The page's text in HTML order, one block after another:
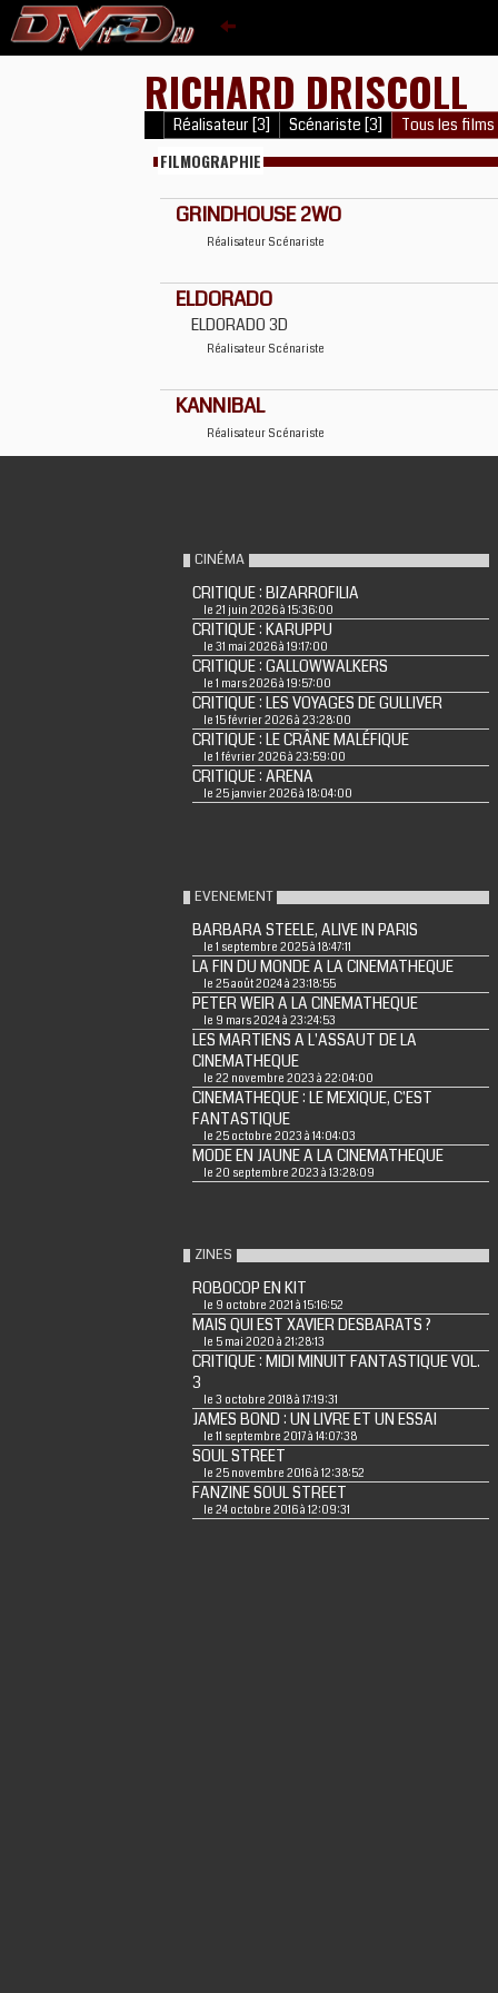
RICHARD DRISCOLL
Réalisateur [3] Scénariste [3] Tous les
FILMOGRAPHIE
GRINDHOUSE 2WO
Réalisateur Scénariste
ELDORADO
ELDORADO 3D
Réalisateur Scénariste
KANNIBAL
Réalisateur Scénariste
CINÉMA
CRITIQUE : BIZARROFILIA
le 21 juin 2026 à 15:36:00
CRITIQUE : KARUPPU
le 31 mai 2026 à 19:17:00
CRITIQUE : GALLOWWALKERS
le 1 mars 2026 à 19:57:00
CRITIQUE : LES VOYAGES DE GULLIVER
le 15 février 2026 à 23:28:00
CRITIQUE : LE CRÂNE MALÉFIQUE
le 1 février 2026 à 23:59:00
CRITIQUE : ARENA
le 25 janvier 2026 à 18:04:00
EVENEMENT
BARBARA STEELE, ALIVE IN PARIS
le 1 septembre 2025 à 18:47:11
LA FIN DU MONDE A LA CINEMATHEQUE
le 25 août 2024 à 23:18:55
PETER WEIR A LA CINEMATHEQUE
le 9 mars 2024 à 23:24:53
LES MARTIENS A L'ASSAUT DE LA
CINEMATHEQUE
le 22 novembre 2023 à 22:04:00
CINEMATHEQUE : LE MEXIQUE, C'EST
FANTASTIQUE
le 25 octobre 2023 à 14:04:03
MODE EN JAUNE A LA CINEMATHEQUE
le 20 septembre 2023 à 13:28:09
ZINES
ROBOCOP EN KIT
le 9 octobre 2021 à 15:16:52
MAIS QUI EST XAVIER DESBARATS ?
le 5 mai 2020 à 21:28:13
CRITIQUE : MIDI MINUIT FANTASTIQUE VOL.
3
le 3 octobre 2018 à 17:19:31
JAMES BOND : UN LIVRE ET UN ESSAI
le 11 septembre 2017 à 14:07:38
SOUL STREET
le 25 novembre 2016 à 12:38:52
FANZINE SOUL STREET
le 24 octobre 2016 à 12:09:31